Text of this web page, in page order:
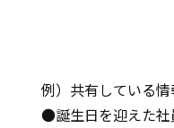
例）共有している情
●誕生日を迎えた社